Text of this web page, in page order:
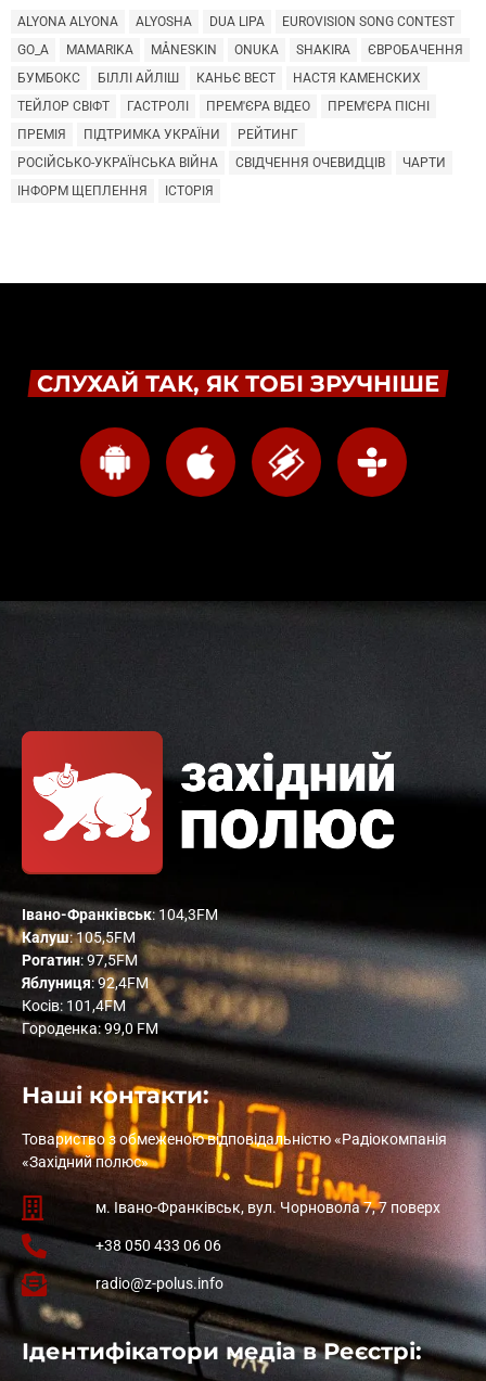
ALYONA ALYONA ALYOSHA DUA LIPA
EUROVISION SONG CONTEST
GO_A
MAMARIKA MÅNESKIN ONUKA SHAKIRA
ЄВРОБАЧЕННЯ
БУМБОКС
БІЛЛІ АЙЛІШ КАНЬЄ ВЕСТ
НАСТЯ КАМЕНСКИХ
ТЕЙЛОР СВІФТ
ГАСТРОЛІ ПРЕМ'ЄРА ВІДЕО
ПРЕМ'ЄРА ПІСНІ
ПРЕМІЯ
ПІДТРИМКА УКРАЇНИ
РЕЙТИНГ
РОСІЙСЬКО-УКРАЇНСЬКА ВІЙНА
СВІДЧЕННЯ ОЧЕВИДЦІВ
ЧАРТИ
ІНФОРМ ЩЕПЛЕННЯ
ІСТОРІЯ
СЛУХАЙ ТАК, ЯК ТОБІ ЗРУЧНІШЕ
Івано-Франківськ: 104,3FM
Калуш: 105,5FM
Рогатин: 97,5FM
Яблуниця: 92,4FM
Косів: 101,4FM
Городенка: 99,0 FM
Наші контакти:
Товариство з обмеженою відповідальністю «Радіокомпанія
«Західний полюс»
м. Івано-Франківськ, вул. Чорновола 7, 7 поверх
+38 050 433 06 06
radio@z-polus.info
Ідентифікатори медіа в Реєстрі: